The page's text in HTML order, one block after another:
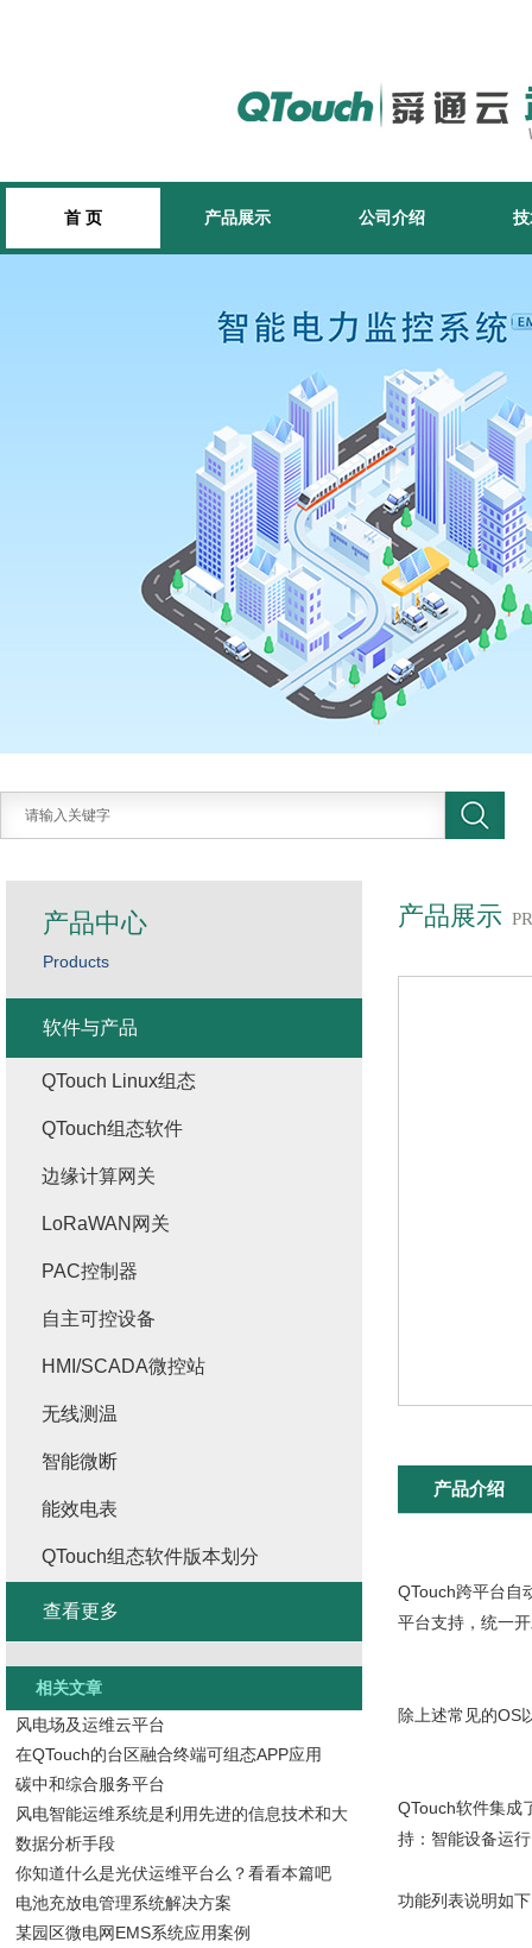
首 页 产品展示 公司介绍
产品展示
产品介绍
QTouch跨平台自
平台支持，统一
除上述常见的OS
QTouch软件集成
持：智能设备运
功能列表说明如
产品中心
Products
软件与产品
QTouch Linux组态
QTouch组态软件
边缘计算网关
LoRaWAN网关
PAC控制器
自主可控设备
HMI/SCADA微控站
无线测温
智能微断
能效电表
QTouch组态软件版本划分
查看更多
相关文章
风电场及运维云平台
在QTouch的台区融合终端可组态APP应用
碳中和综合服务平台
风电智能运维系统是利用先进的信息技术和大
数据分析手段
你知道什么是光伏运维平台么？看看本篇吧
电池充放电管理系统解决方案
某园区微电网EMS系统应用案例